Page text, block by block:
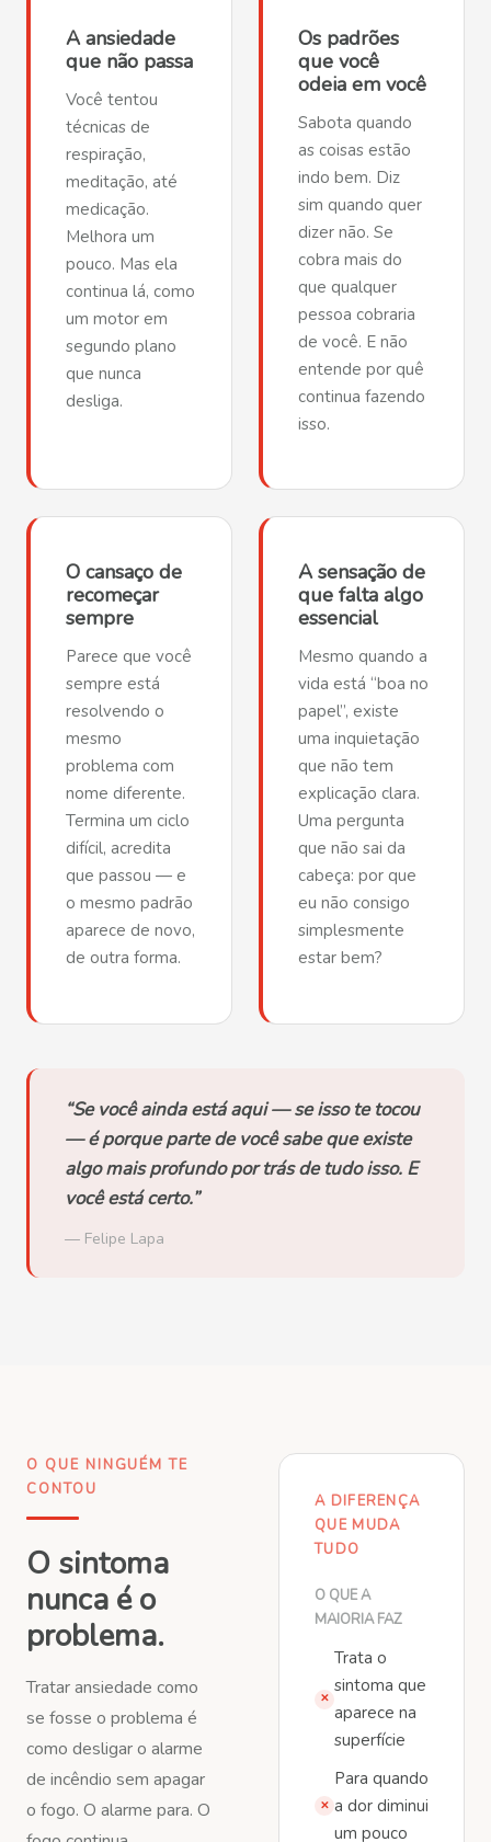
A ansiedade
que não passa
Você tentou
técnicas de
respiração,
meditação, até
medicação.
Melhora um
pouco. Mas ela
continua lá, como
um motor em
segundo plano
que nunca
desliga.
Os padrões
que você
odeia em você
Sabota quando
as coisas estão
indo bem. Diz
sim quando quer
dizer não. Se
cobra mais do
que qualquer
pessoa cobraria
de você. E não
entende por quê
continua fazendo
isso.
O cansaço de
recomeçar
sempre
Parece que você
sempre está
resolvendo o
mesmo
problema com
nome diferente.
Termina um ciclo
difícil, acredita
que passou — e
o mesmo padrão
aparece de novo,
de outra forma.
A sensação de
que falta algo
essencial
Mesmo quando a
vida está “boa no
papel”, existe
uma inquietação
que não tem
explicação clara.
Uma pergunta
que não sai da
cabeça: por que
eu não consigo
simplesmente
estar bem?
“Se você ainda está aqui — se isso te tocou
— é porque parte de você sabe que existe
algo mais profundo por trás de tudo isso. E
você está certo.”
— Felipe Lapa
O QUE NINGUÉM TE
CONTOU
O sintoma
nunca é o
problema.
Tratar ansiedade como
se fosse o problema é
como desligar o alarme
de incêndio sem apagar
o fogo. O alarme para. O
A DIFERENÇA
QUE MUDA
TUDO
O QUE A
MAIORIA FAZ
✕
Trata o
sintoma que
aparece na
superfície
✕
Para quando
a dor diminui
um pouco